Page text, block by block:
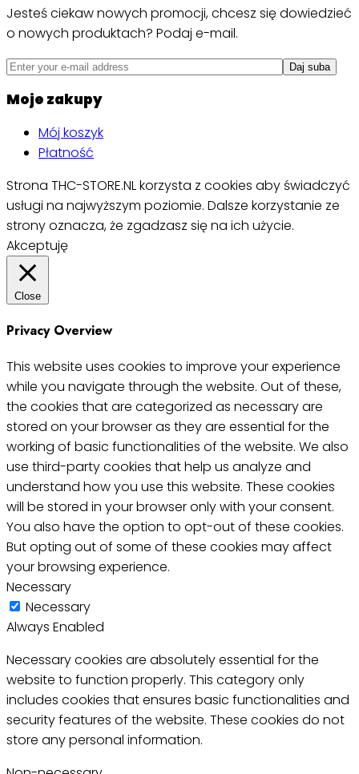
Jesteś ciekaw nowych promocji, chcesz się dowiedzieć
o nowych produktach? Podaj e-mail.
Moje zakupy
Mój koszyk
Płatność
Strona THC-STORE.NL korzysta z cookies aby świadczyć
usługi na najwyższym poziomie. Dalsze korzystanie ze
strony oznacza, że zgadzasz się na ich użycie.
Akceptuję
Close
Privacy Overview
This website uses cookies to improve your experience
while you navigate through the website. Out of these,
the cookies that are categorized as necessary are
stored on your browser as they are essential for the
working of basic functionalities of the website. We also
use third-party cookies that help us analyze and
understand how you use this website. These cookies
will be stored in your browser only with your consent.
You also have the option to opt-out of these cookies.
But opting out of some of these cookies may affect
your browsing experience.
Necessary
Necessary
Always Enabled
Necessary cookies are absolutely essential for the
website to function properly. This category only
includes cookies that ensures basic functionalities and
security features of the website. These cookies do not
store any personal information.